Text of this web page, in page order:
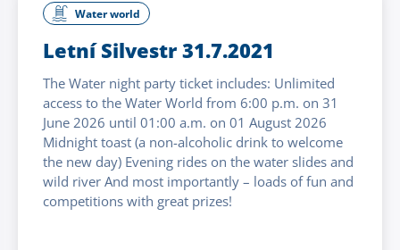
Water world
Letní Silvestr 31.7.2021
The Water night party ticket includes: Unlimited
access to the Water World from 6:00 p.m. on 31
June 2026 until 01:00 a.m. on 01 August 2026
Midnight toast (a non-alcoholic drink to welcome
the new day) Evening rides on the water slides and
wild river And most importantly – loads of fun and
competitions with great prizes!